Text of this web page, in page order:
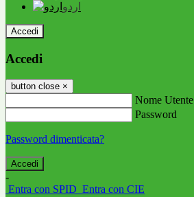
اردو
Accedi
Accedi
button close ×
Nome Utente
Password
Password dimenticata?
-
Entra con SPID Entra con CIE